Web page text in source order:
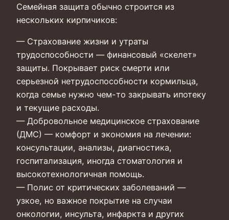
Семейная защита обычно строится из
нескольких кирпичиков:
— Страхование жизни и утраты
трудоспособности — финансовый «скелет»
защиты. Покрывает риск смерти или
серьезной нетрудоспособности кормильца,
когда семье нужно чем-то закрывать ипотеку
и текущие расходы.
— Добровольное медицинское страхование
(ДМС) — комфорт и экономия на лечении:
консультации, анализы, диагностика,
госпитализация, иногда стоматология и
высокотехнологичная помощь.
— Полис от критических заболеваний —
узкое, но важное покрытие на случаи
онкологии, инсульта, инфаркта и других